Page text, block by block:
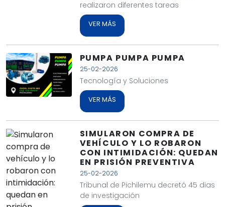
realizaron diferentes tareas
VER MÁS
PUMPA PUMPA PUMPA
25-02-2026
Tecnología y Soluciones
VER MÁS
SIMULARON COMPRA DE
VEHÍCULO Y LO ROBARON
CON INTIMIDACIÓN: QUEDAN
EN PRISIÓN PREVENTIVA
25-02-2026
Tribunal de Pichilemu decretó 45 dias
de investigación